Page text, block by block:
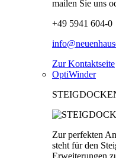
mailen Sie uns
+49 5941 604-0
Zur Kontaktseite
OptiWinder
Zur perfekten
steht für den
Erweiterungen